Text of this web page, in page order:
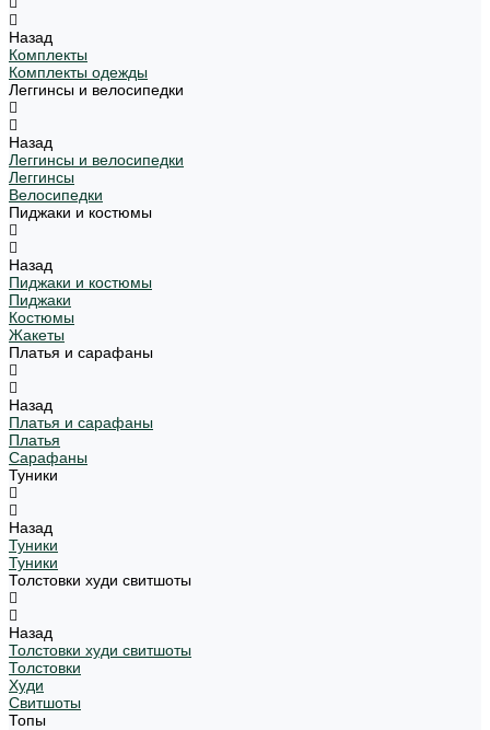
Назад
Комплекты
Комплекты одежды
Леггинсы и велосипедки
Назад
Леггинсы и велосипедки
Леггинсы
Велосипедки
Пиджаки и костюмы
Назад
Пиджаки и костюмы
Пиджаки
Костюмы
Жакеты
Платья и сарафаны
Назад
Платья и сарафаны
Платья
Сарафаны
Туники
Назад
Туники
Туники
Толстовки худи свитшоты
Назад
Толстовки худи свитшоты
Толстовки
Худи
Свитшоты
Топы